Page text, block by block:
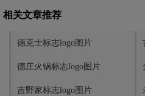
相关文章推荐
德克士标志logo图片
德庄火锅标志logo图片
吉野家标志logo图片